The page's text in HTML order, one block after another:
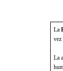
La
vez
La